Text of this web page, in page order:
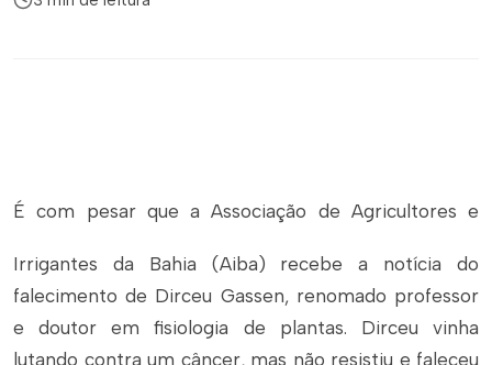
É com pesar que a Associação de Agricultores e
Irrigantes da Bahia (Aiba) recebe a notícia do
falecimento de Dirceu Gassen, renomado professor
e doutor em fisiologia de plantas. Dirceu vinha
lutando contra um câncer, mas não resistiu e faleceu